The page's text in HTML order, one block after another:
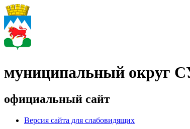
муниципальный округ
официальный сайт
Версия сайта для слабовидящих